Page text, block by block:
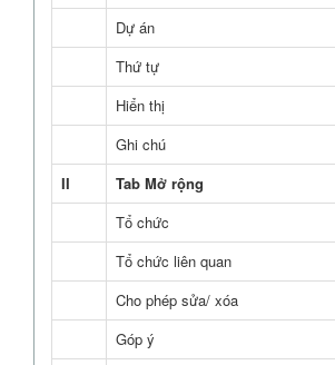
Dự án
Thứ tự
Hiển thị
Ghi chú
II
Tab Mở rộng
Tổ chức
Tổ chức liên quan
Cho phép sửa/ xóa
Góp ý